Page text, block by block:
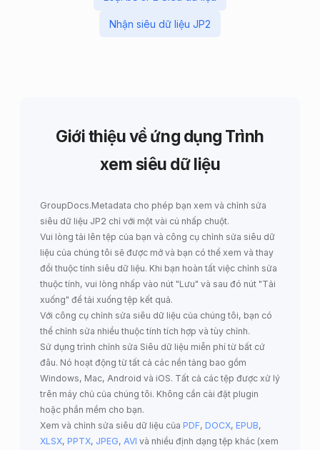
Nhận siêu dữ liệu JP2
Giới thiệu về ứng dụng Trình
xem siêu dữ liệu
GroupDocs.Metadata cho phép bạn xem và chỉnh sửa
siêu dữ liệu JP2 chỉ với một vài cú nhấp chuột.
Vui lòng tải lên tệp của bạn và công cụ chỉnh sửa siêu dữ
liệu của chúng tôi sẽ được mở và bạn có thể xem và thay
đổi thuộc tính siêu dữ liệu. Khi bạn hoàn tất việc chỉnh sửa
thuộc tính, vui lòng nhấp vào nút "Lưu" và sau đó nút "Tải
xuống" để tải xuống tệp kết quả.
Với công cụ chỉnh sửa siêu dữ liệu của chúng tôi, bạn có
thể chỉnh sửa nhiều thuộc tính tích hợp và tùy chỉnh.
Sử dụng trình chỉnh sửa Siêu dữ liệu miễn phí từ bất cứ
đâu. Nó hoạt động từ tất cả các nền tảng bao gồm
Windows, Mac, Android và iOS. Tất cả các tệp được xử lý
trên máy chủ của chúng tôi. Không cần cài đặt plugin
hoặc phần mềm cho bạn.
Xem và chỉnh sửa siêu dữ liệu của PDF, DOCX, EPUB,
XLSX, PPTX, JPEG, AVI và nhiều định dạng tệp khác (xem